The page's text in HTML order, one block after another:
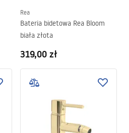
Rea
Bateria bidetowa Rea Bloom
biała złota
319,00 zł